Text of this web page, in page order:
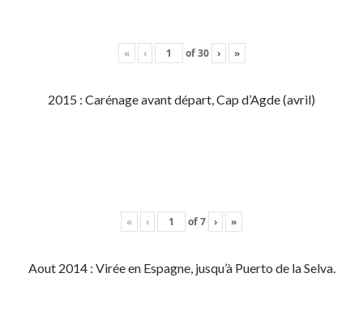
« ‹ of30 › »
2015 : Carénage avant départ, Cap d’Agde (avril)
« ‹ of7 › »
Aout 2014 : Virée en Espagne, jusqu’à Puerto de la Selva.